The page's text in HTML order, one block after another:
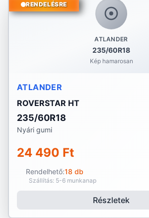
ATLANDER
235/60R18
Kép hamarosan
RENDELÉSRE
ATLANDER
ROVERSTAR HT
235/60R18
Nyári gumi
24 490 Ft
Rendelhető:18 db
Szállítás: 5-6 munkanap
Részletek